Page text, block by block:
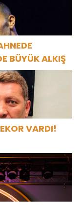
BÜYÜK ALKIŞ
VARDI!